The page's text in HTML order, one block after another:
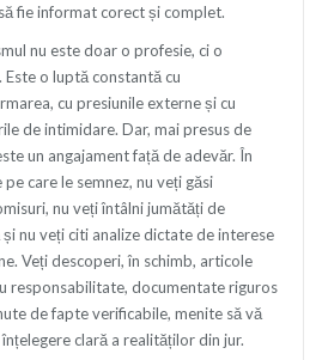
fie informat corect și complet.
nu este doar o profesie, ci o
Este o luptă constantă cu
cu presiunile externe și cu
de intimidare. Dar, mai presus de
un angajament față de adevăr. În
pe care le semnez, nu veți găsi
nu veți întâlni jumătăți de
și nu veți citi analize dictate de interese
Veți descoperi, în schimb, articole
responsabilitate, documentate riguros
de fapte verificabile, menite să vă
clară a realităților din jur.